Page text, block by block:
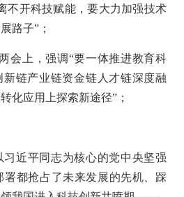
不开科技赋能，要大力加强技术
路子”；
会上，强调“要一体推进教育科
新链产业链资金链人才链深度融
化应用上探索新途径”；
习近平同志为核心的党中央坚强
署都抢占了未来发展的先机、踩